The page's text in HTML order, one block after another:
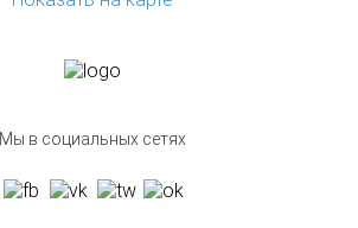
Мы в социальных сетях